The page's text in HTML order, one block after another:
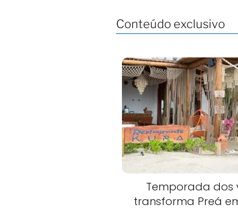
Conteúdo exclusivo
Temporada dos
transforma Preá